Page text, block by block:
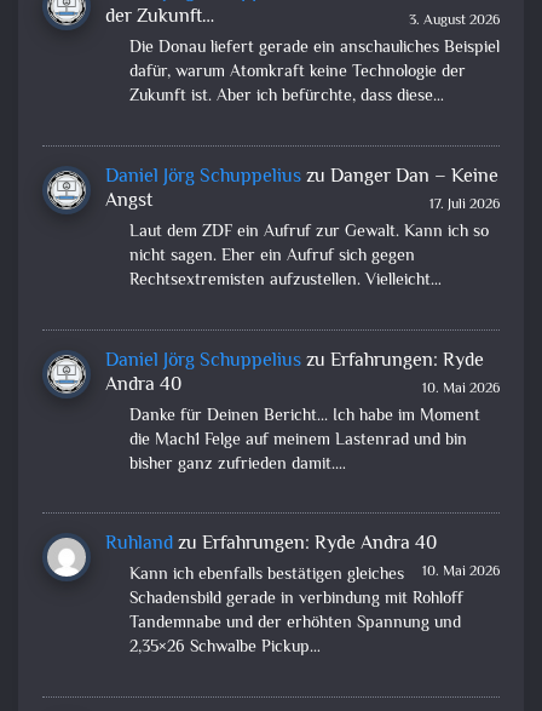
der Zukunft…
3. August 2026
Die Donau liefert gerade ein anschauliches Beispiel
dafür, warum Atomkraft keine Technologie der
Zukunft ist. Aber ich befürchte, dass diese…
Daniel Jörg Schuppeliuszu Danger Dan – Keine
Angst
17. Juli 2026
Laut dem ZDF ein Aufruf zur Gewalt. Kann ich so
nicht sagen. Eher ein Aufruf sich gegen
Rechtsextremisten aufzustellen. Vielleicht…
Daniel Jörg Schuppeliuszu Erfahrungen: Ryde
Andra 40
10. Mai 2026
Danke für Deinen Bericht... Ich habe im Moment
die Mach1 Felge auf meinem Lastenrad und bin
bisher ganz zufrieden damit.…
Ruhlandzu Erfahrungen: Ryde Andra 40
10. Mai 2026
Kann ich ebenfalls bestätigen gleiches
Schadensbild gerade in verbindung mit Rohloff
Tandemnabe und der erhöhten Spannung und
2,35×26 Schwalbe Pickup…